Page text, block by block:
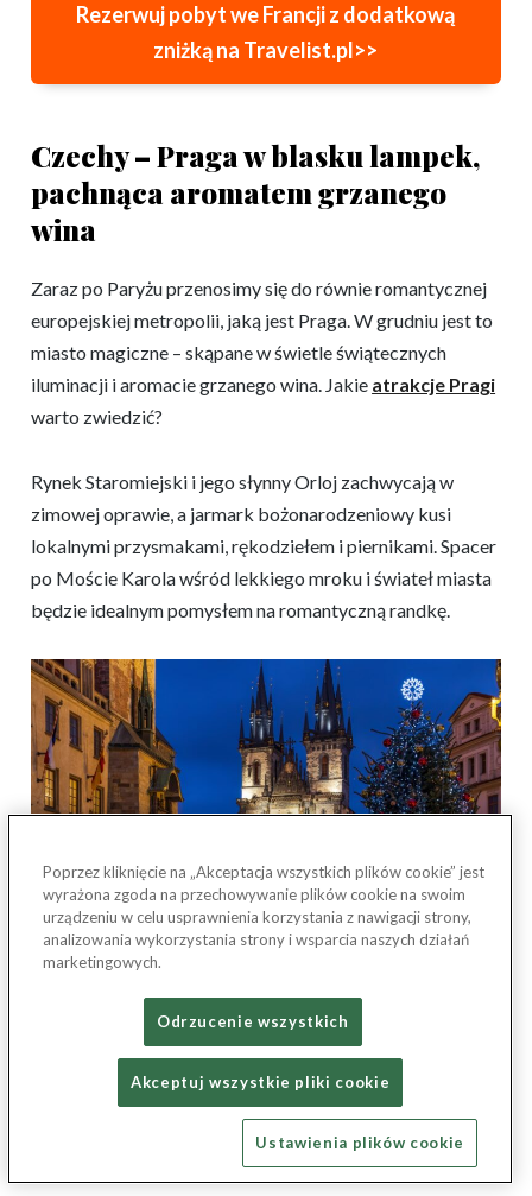
Rezerwuj pobyt we Francji z dodatkową
zniżką na Travelist.pl>>
Czechy – Praga w blasku lampek,
pachnąca aromatem grzanego
wina
Zaraz po Paryżu przenosimy się do równie romantycznej
europejskiej metropolii, jaką jest Praga. W grudniu jest to
miasto magiczne – skąpane w świetle świątecznych
iluminacji i aromacie grzanego wina. Jakie atrakcje Pragi
warto zwiedzić?
Rynek Staromiejski i jego słynny Orloj zachwycają w
zimowej oprawie, a jarmark bożonarodzeniowy kusi
lokalnymi przysmakami, rękodziełem i piernikami. Spacer
po Moście Karola wśród lekkiego mroku i świateł miasta
będzie idealnym pomysłem na romantyczną randkę.
majestatycznie. Malownicze uliczki Małej Strany i
Hradczan wypełnia świąteczny klimat, a liczne kawiarnie i
cukiernie kuszą gorącą czekoladą i tradycyjnymi
Poprzez kliknięcie na „Akceptacja wszystkich plików cookie” jest
wyrażona zgoda na przechowywanie plików cookie na swoim
urządzeniu w celu usprawnienia korzystania z nawigacji strony,
analizowania wykorzystania strony i wsparcia naszych działań
marketingowych.
Odrzucenie wszystkich
Akceptuj wszystkie pliki cookie
Ustawienia plików cookie